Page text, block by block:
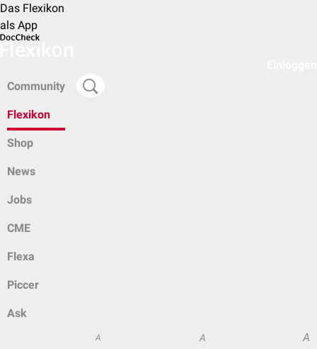
Das Flexikon
als App
Community
Flexikon
Shop
News
Jobs
CME
Flexa
Piccer
Ask
A A A